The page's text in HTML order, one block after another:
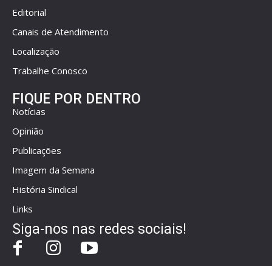
Editorial
Canais de Atendimento
Localização
Trabalhe Conosco
FIQUE POR DENTRO
Notícias
Opinião
Publicações
Imagem da Semana
História Sindical
Links
Siga-nos nas redes sociais!